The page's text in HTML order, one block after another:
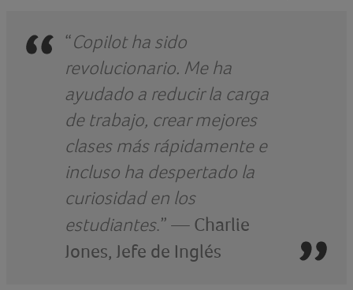
“Copilot ha sido
revolucionario. Me ha
ayudado a reducir la carga
de trabajo, crear mejores
clases más rápidamente e
incluso ha despertado la
curiosidad en los
estudiantes.” — Charlie
Jones, Jefe de Inglés